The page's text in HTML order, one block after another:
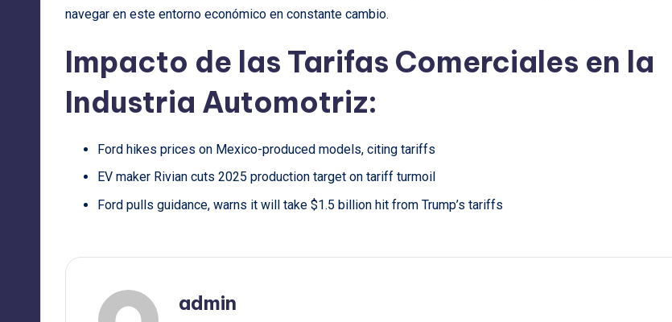
navegar en este entorno económico en constante cambio.
Impacto de las Tarifas Comerciales en la
Industria Automotriz:
Ford hikes prices on Mexico-produced models, citing tariffs
EV maker Rivian cuts 2025 production target on tariff turmoil
Ford pulls guidance, warns it will take $1.5 billion hit from Trump’s tariffs
admin